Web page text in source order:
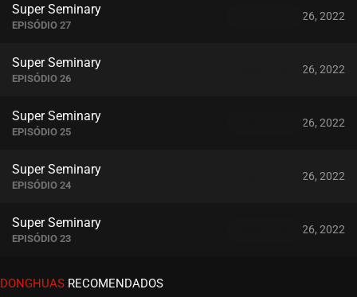
Super Seminary
EPISÓDIO 27
julho 26, 2022
Super Seminary
EPISÓDIO 26
julho 26, 2022
Super Seminary
EPISÓDIO 25
julho 26, 2022
Super Seminary
EPISÓDIO 24
julho 26, 2022
Super Seminary
EPISÓDIO 23
julho 26, 2022
Super Seminary
EPISÓDIO 22
DONGHUAS RECOMENDADOS